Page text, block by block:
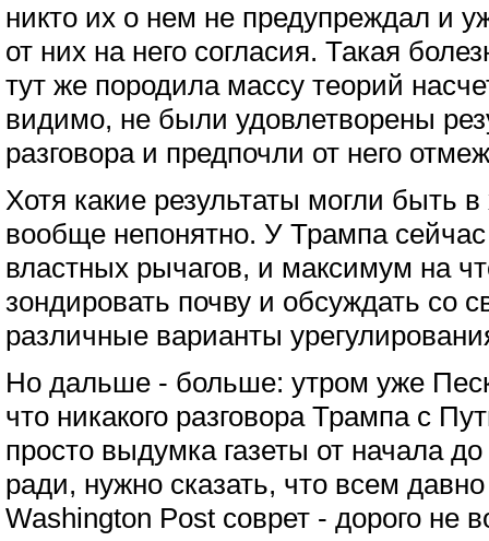
никто их о нем не предупреждал и
от них на него согласия. Такая
тут же породила массу теорий
видимо, не были удовлетворены
разговора и предпочли от него
Хотя какие результаты могли быть в
вообще непонятно. У Трампа
властных рычагов, и максимум на
зондировать почву и обсуждать со
различные варианты
Но дальше - больше: утром уже
что никакого разговора Трампа с
просто выдумка газеты от начала
ради, нужно сказать, что всем
Washington Post соврет - дорого не